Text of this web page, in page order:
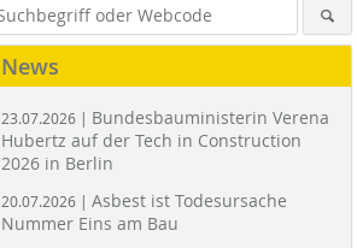
News
23.07.2026 | Bundesbauministerin Verena
Hubertz auf der Tech in Construction
2026 in Berlin
20.07.2026 | Asbest ist Todesursache
Nummer Eins am Bau